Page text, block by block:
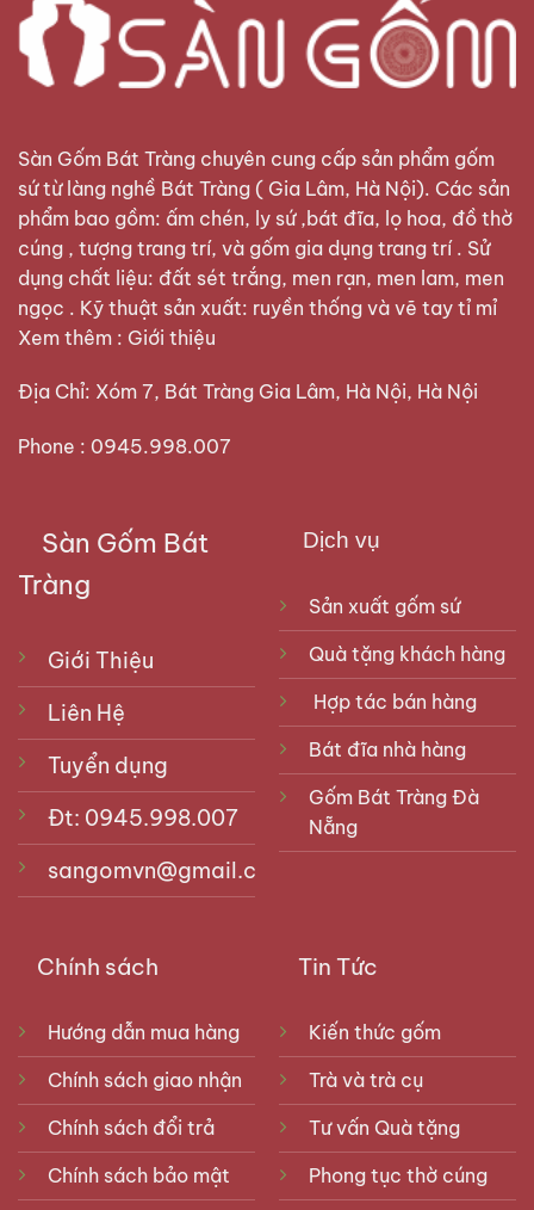
Sàn Gốm Bát Tràng chuyên cung cấp sản phẩm gốm
sứ từ làng nghề Bát Tràng ( Gia Lâm, Hà Nội). Các sản
phẩm bao gồm: ấm chén, ly sứ ,bát đĩa, lọ hoa, đồ thờ
cúng , tượng trang trí, và gốm gia dụng trang trí . Sử
dụng chất liệu: đất sét trắng, men rạn, men lam, men
ngọc . Kỹ thuật sản xuất: ruyền thống và vẽ tay tỉ mỉ
Xem thêm : Giới thiệu
Địa Chỉ: Xóm 7, Bát Tràng Gia Lâm, Hà Nội, Hà Nội
Phone : 0945.998.007
Sàn Gốm Bát
Tràng
Giới Thiệu
Liên Hệ
Tuyển dụng
Đt: 0945.998.007
sangomvn@gmail.com
Dịch vụ
Sản xuất gốm sứ
Quà tặng khách hàng
Hợp tác bán hàng
Bát đĩa nhà hàng
Gốm Bát Tràng Đà
Nẵng
Chính sách
Hướng dẫn mua hàng
Chính sách giao nhận
Chính sách đổi trả
Chính sách bảo mật
Tin Tức
Kiến thức gốm
Trà và trà cụ
Tư vấn Quà tặng
Phong tục thờ cúng